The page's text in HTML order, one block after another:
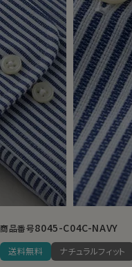
商品番号8045-C04C-NAVY
送料無料 ナチュラルフィット